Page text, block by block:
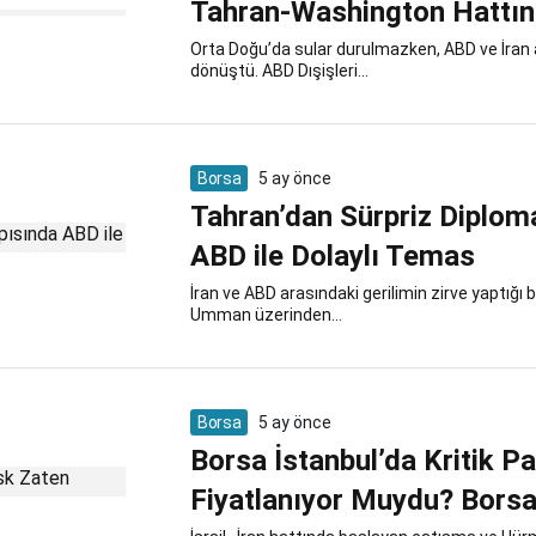
Tahran-Washington
Orta Doğu’da sular durulmazken, ABD ve
dönüştü. ABD Dışişleri...
Borsa 5 ay önce
Tahran’dan Sürpriz
ABD ile Dolaylı Temas
İran ve ABD arasındaki gerilimin zirve
Umman üzerinden...
Borsa 5 ay önce
Borsa İstanbul’da Kritik
Fiyatlanıyor Muydu?